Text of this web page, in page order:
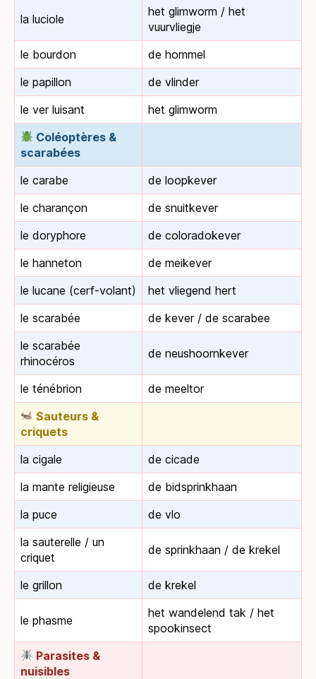
la luciole
het glimworm / het
vuurvliegje
le bourdon
de hommel
le papillon
de vlinder
le ver luisant
het glimworm
Coléoptères &
scarabées
le carabe
de loopkever
le charançon
de snuitkever
le doryphore
de coloradokever
le hanneton
de meikever
le lucane (cerf-volant)
het vliegend hert
le scarabée
de kever / de scarabee
le scarabée
rhinocéros
de neushoornkever
le ténébrion
de meeltor
Sauteurs &
criquets
la cigale
de cicade
la mante religieuse
de bidsprinkhaan
la puce
de vlo
la sauterelle / un
criquet
de sprinkhaan / de krekel
le grillon de krekel
le phasme
het wandelend tak / het
spookinsect
Parasites &
nuisibles